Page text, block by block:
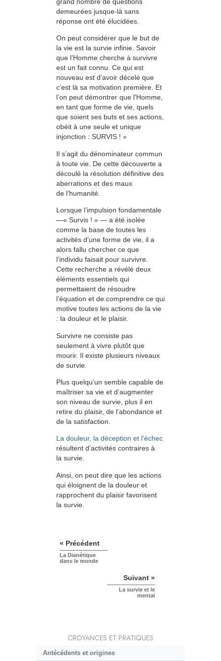
demeurées jusque-là sans
réponse ont été élucidées.
On peut considérer que le but de
la vie est la survie infinie. Savoir
que l’Homme cherche à survivre
est un fait connu. Ce qui est
nouveau est d’avoir décelé que
c’est là sa motivation première. Et
l’on peut démontrer que l’Homme,
en tant que forme de vie, quels
que soient ses buts et ses actions,
obéit à une seule et unique
injonction : SURVIS ! »
Il s’agit du dénominateur commun
à toute vie. De cette découverte a
découlé la résolution définitive des
aberrations et des maux
de l’humanité.
Lorsque l’impulsion fondamentale
—« Survis ! » — a été isolée
comme la base de toutes les
activités d’une forme de vie, il a
alors fallu chercher ce que
l’individu faisait pour survivre.
Cette recherche a révélé deux
éléments essentiels qui
permettaient de résoudre
l’équation et de comprendre ce qui
motive toutes les actions de la vie
: la douleur et le plaisir.
Survivre ne consiste pas
seulement à vivre plutôt que
mourir. Il existe plusieurs niveaux
de survie.
Plus quelqu’un semble capable de
maîtriser sa vie et d’augmenter
son niveau de survie, plus il en
retire du plaisir, de l’abondance et
de la satis­faction.
La douleur, la déception et l’échec
résultent d’activités contraires à
la survie.
Ainsi, on peut dire que les actions
qui éloignent de la douleur et
rapprochent du plaisir favorisent
la survie.
« Précédent
La Dianétique
dans le monde
Suivant »
La survie et le
mental
CROYANCES ET PRATIQUES
Antécédents et origines